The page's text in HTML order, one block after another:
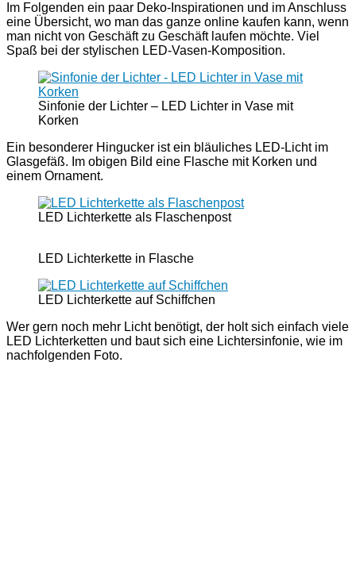
Im Folgenden ein paar Deko-Inspirationen und im Anschluss
eine Übersicht, wo man das ganze online kaufen kann, wenn
man nicht von Geschäft zu Geschäft laufen möchte. Viel
Spaß bei der stylischen LED-Vasen-Komposition.
Sinfonie der Lichter – LED Lichter in Vase mit
Korken
Ein besonderer Hingucker ist ein bläuliches LED-Licht im
Glasgefäß. Im obigen Bild eine Flasche mit Korken und
einem Ornament.
LED Lichterkette als Flaschenpost
LED Lichterkette in Flasche
LED Lichterkette auf Schiffchen
Wer gern noch mehr Licht benötigt, der holt sich einfach viele
LED Lichterketten und baut sich eine Lichtersinfonie, wie im
nachfolgenden Foto.